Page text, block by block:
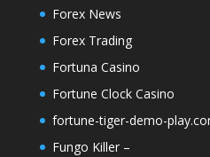
Forex News
Forex Trading
Fortuna Casino
Fortune Clock Casino
fortune-tiger-demo-
Fungo Killer –